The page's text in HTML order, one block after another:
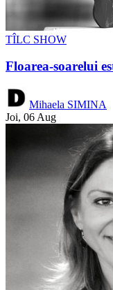
TÎLC SHOW
Floarea-soarelui
Mihaela SIMINA
Joi, 06 Aug